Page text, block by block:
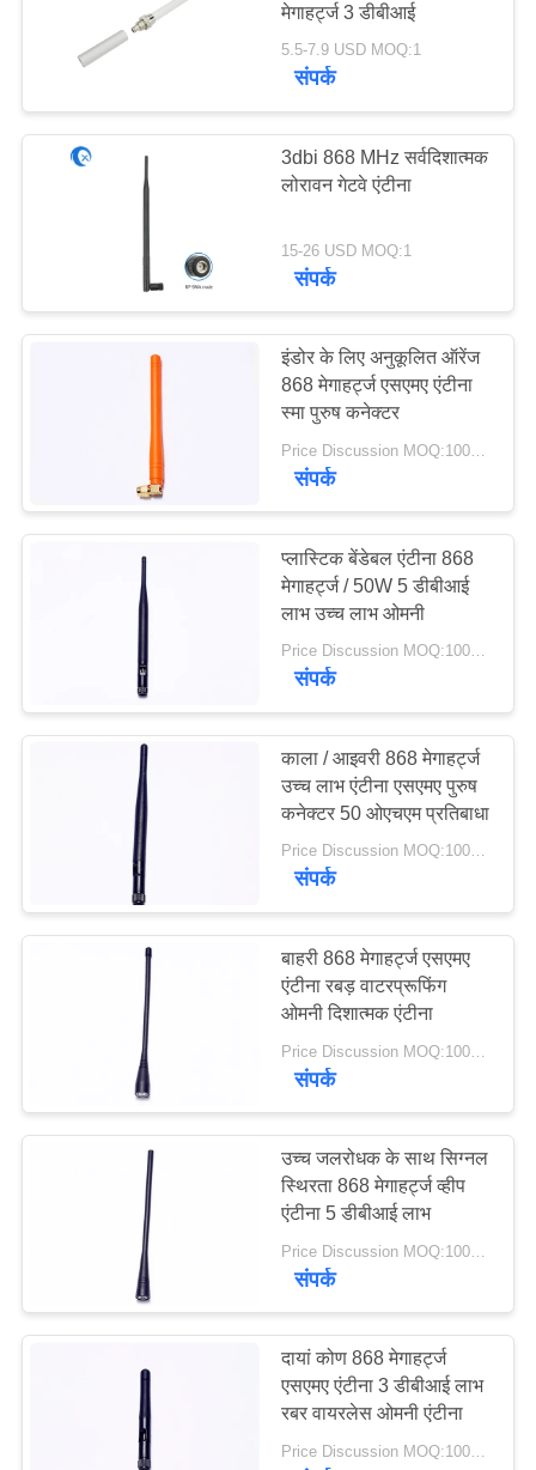
समाचार
साइटमैप
जीपीएस नेविगेशन एंटीना
शीसे रेशा बेस स्टेशन
एंटीना
हीलियम एंटीना
वाईफ़ाई रिसीवर एंटीना
17
चुंबकीय आधार एंटीना
३जी ४जी ५जी एंटीना
69
मेगाहर्ट्ज 3 डीबीआई
5.5-7.9 USD MOQ:1
संपर्क
3dbi 868 MHz सर्वदिशात्मक
लोरावन गेटवे एंटीना
15-26 USD MOQ:1
संपर्क
इंडोर के लिए अनुकूलित ऑरेंज
868 मेगाहर्ट्ज एसएमए एंटीना
स्मा पुरुष कनेक्टर
Price Discussion MOQ:100PCS
संपर्क
प्लास्टिक बेंडेबल एंटीना 868
मेगाहर्ट्ज / 50W 5 डीबीआई
लाभ उच्च लाभ ओमनी
Price Discussion MOQ:100PCS
संपर्क
काला / आइवरी 868 मेगाहर्ट्ज
उच्च लाभ एंटीना एसएमए पुरुष
कनेक्टर 50 ओएचएम प्रतिबाधा
Price Discussion MOQ:100PCS
संपर्क
बाहरी 868 मेगाहर्ट्ज एसएमए
एंटीना रबड़ वाटरप्रूफिंग
ओमनी दिशात्मक एंटीना
संपर्क
उच्च जलरोधक के साथ सिग्नल
स्थिरता 868 मेगाहर्ट्ज व्हीप
एंटीना 5 डीबीआई लाभ
Price Discussion MOQ:100PCS
संपर्क
दायां कोण 868 मेगाहर्ट्ज
एसएमए एंटीना 3 डीबीआई लाभ
रबर वायरलेस ओमनी एंटीना
Price Discussion MOQ:100PCS